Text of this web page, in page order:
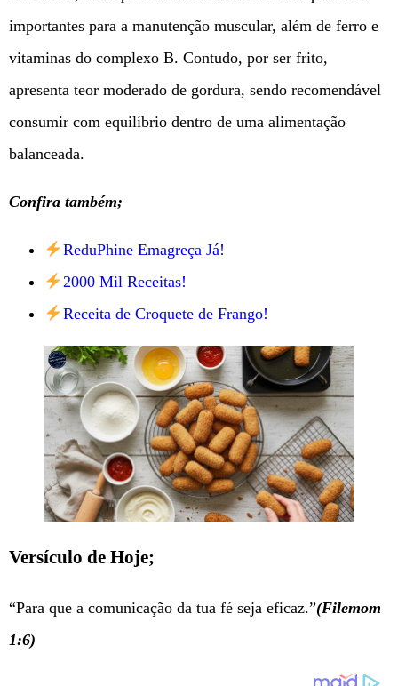
importantes para a manutenção muscular, além de ferro e
vitaminas do complexo B. Contudo, por ser frito,
apresenta teor moderado de gordura, sendo recomendável
consumir com equilíbrio dentro de uma alimentação
balanceada.
Confira também;
ReduPhine Emagreça Já!
2000 Mil Receitas!
Receita de Croquete de Frango!
Versículo de Hoje;
“Para que a comunicação da tua fé seja eficaz.”(Filemom
1:6)